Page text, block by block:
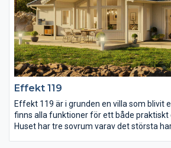
Effekt 119
Effekt 119 är i grunden en villa som blivit
finns alla funktioner för ett både praktiskt
Huset har tre sovrum varav det största